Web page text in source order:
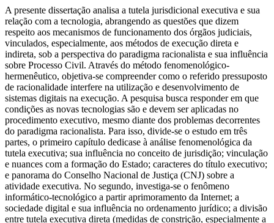
A presente dissertação analisa a tutela jurisdicional executiva e sua
relação com a tecnologia, abrangendo as questões que dizem
respeito aos mecanismos de funcionamento dos órgãos judiciais,
vinculados, especialmente, aos métodos de execução direta e
indireta, sob a perspectiva do paradigma racionalista e sua influência
sobre Processo Civil. Através do método fenomenológico-
hermenêutico, objetiva-se compreender como o referido pressuposto
de racionalidade interfere na utilização e desenvolvimento de
sistemas digitais na execução. A pesquisa busca responder em que
condições as novas tecnologias são e devem ser aplicadas no
procedimento executivo, mesmo diante dos problemas decorrentes
do paradigma racionalista. Para isso, divide-se o estudo em três
partes, o primeiro capítulo dedicase à análise fenomenológica da
tutela executiva; sua influência no conceito de jurisdição; vinculação
e nuances com a formação do Estado; caracteres do título executivo;
e panorama do Conselho Nacional de Justiça (CNJ) sobre a
atividade executiva. No segundo, investiga-se o fenômeno
informático-tecnológico a partir aprimoramento da Internet; a
sociedade digital e sua influência no ordenamento jurídico; a divisão
entre tutela executiva direta (medidas de constrição, especialmente a